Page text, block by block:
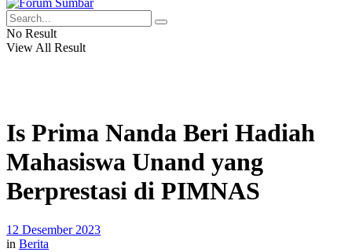
No Result
View All Result
Is Prima Nanda Beri Hadiah
Mahasiswa Unand yang
Berprestasi di PIMNAS
12 Desember 2023
in Berita